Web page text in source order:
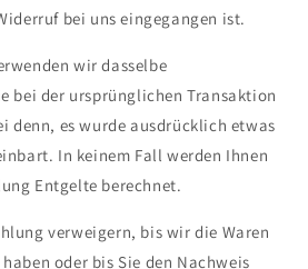
bei uns eingegangen ist.
wir dasselbe
bei der ursprünglichen Transaktion
denn, es wurde ausdrücklich etwas
In keinem Fall werden Ihnen
Entgelte berechnet.
verweigern, bis wir die Waren
oder bis Sie den Nachweis